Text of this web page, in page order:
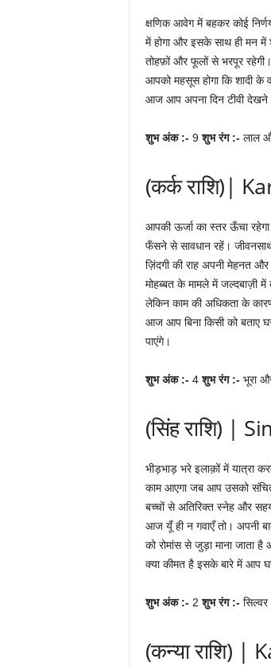
क्षणिक आवेग में बहकर कोई
में होगा और इसके साथ ही मन में
तोहफ़ों और फूलों से भरपूर
आपको महसूस होगा कि शादी के
आज आप अपना दिन टीवी
शुभ अंक :- 9शुभ रंग :- लाल
(कर्क राशि)|
आपकी ऊर्जा का स्तर ऊँचा
फँसने से सावधान रहें।
ज़िंदगी की राह अपनी मेहनत
मोहब्बत के मामले में जल्दबाज़ी
लेकिन काम की अधिकता के
आज आप बिना किसी को बताए
पाएंगे।
शुभ अंक :- 4शुभ रंग :- भूरा
(सिंह राशि) |
भीड़भाड़ भरे इलाक़ों में यात्रा
काम आएगा जब आप उसको
बच्चों से अतिरिक्त स्नेह और
आज यूँ ही न गवाएँ तो। अपनी
को रोमांस से जुड़ा माना
क्या कीमत है इसके बारे में आप
शुभ अंक :- 2शुभ रंग :-
(कन्या राशि) |